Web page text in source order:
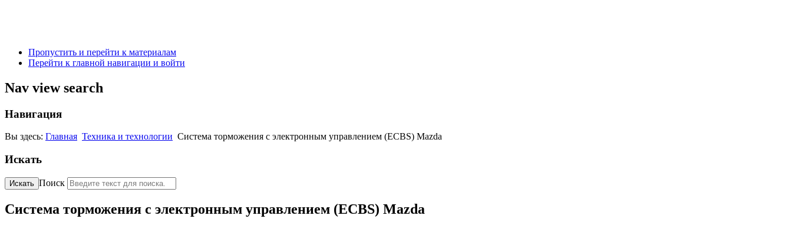
Пропустить и перейти к материалам
Перейти к главной навигации и войти
Nav view search
Навигация
Вы здесь: Главная Техника и технологии Система торможения с электронным управлением (ECBS) Mazda
Искать
Искать Поиск
Система торможения с электронным управлением (ECBS) Mazda